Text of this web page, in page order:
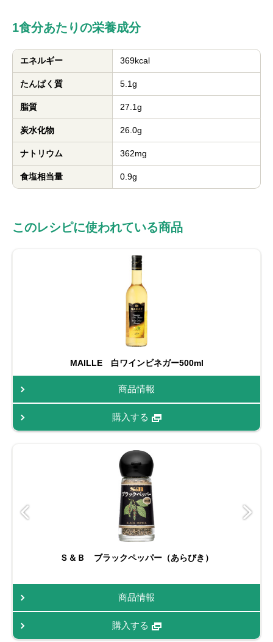
1食分あたりの栄養成分
エネルギー 369kcal
たんぱく質 5.1g
脂質 27.1g
炭水化物 26.0g
ナトリウム 362mg
食塩相当量 0.9g
このレシピに使われている商品
MAILLE 白ワインビネガー500ml
商品情報
購入する
Ｓ＆Ｂ ブラックペッパー（あらびき）
商品情報
購入する